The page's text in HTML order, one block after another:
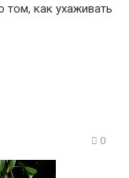
том, как ухаживать
0